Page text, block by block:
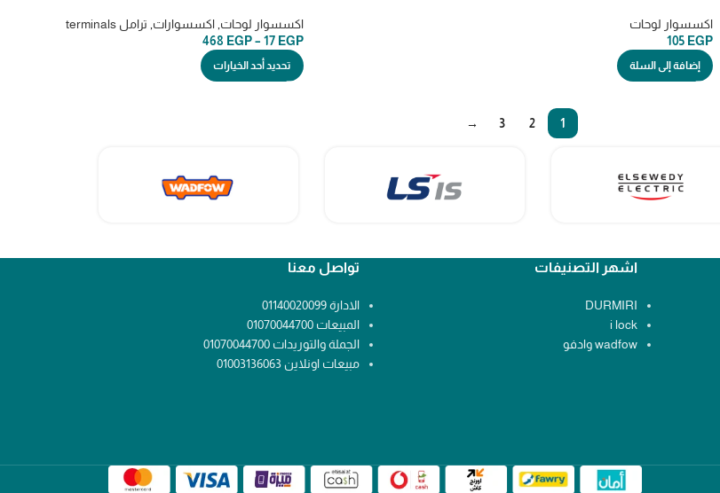
اكسسوار لوحات
105 EGP
إضافة إلى السلة
اكسسوار لوحات اكسسوارات ترامل terminals
17 EGP
–
468 EGP
تحديد أحد الخيارات
1
2
3
→
اشهر التصنيفات
DURMIRI
i lock
wadfow وادفو
تواصل معنا
الادارة 01140020099
المبيعات 01070044700
الجملة والتوريدات 01070044700
مبيعات اونلاين 01003136063